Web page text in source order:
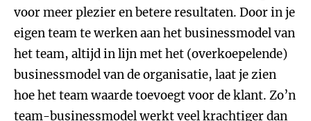
voor meer plezier en betere resultaten. Door in je
eigen team te werken aan het businessmodel van
het team, altijd in lijn met het (overkoepelende)
businessmodel van de organisatie, laat je zien
hoe het team waarde toevoegt voor de klant. Zo’n
team-businessmodel werkt veel krachtiger dan